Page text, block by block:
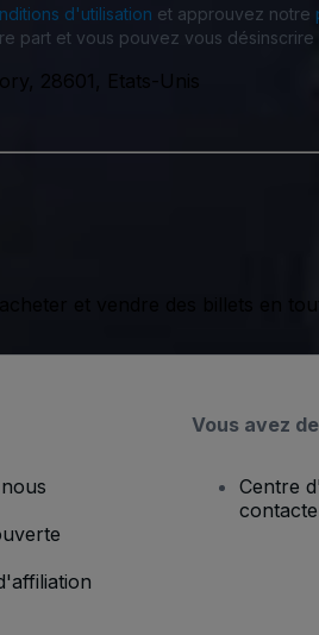
d'utilisation et approuvez notre
part et vous pouvez vous désinscrire
28601, Etats-Unis
et vendre des billets en
Vous avez
Centre